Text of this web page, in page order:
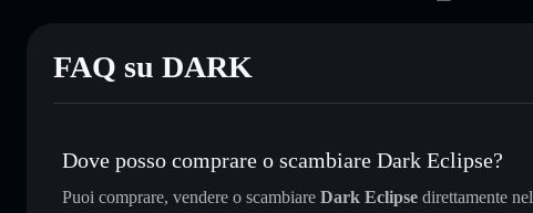
FAQ su DARK
Dove posso comprare o scambiare Dark Eclipse?
Puoi comprare, vendere o scambiare Dark Eclipse direttamente nel